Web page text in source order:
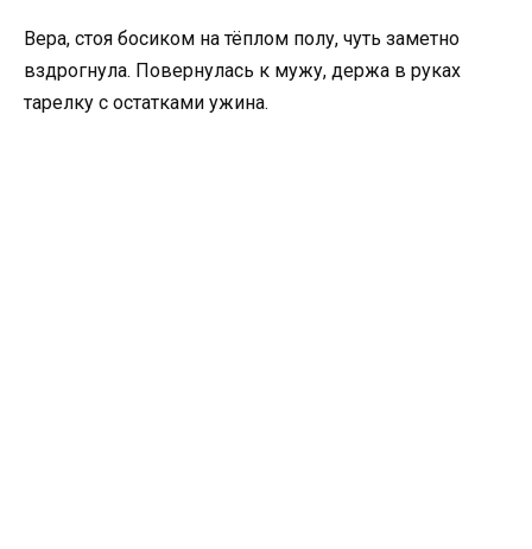
Вера, стоя босиком на тёплом полу, чуть заметно
вздрогнула. Повернулась к мужу, держа в руках
тарелку с остатками ужина.